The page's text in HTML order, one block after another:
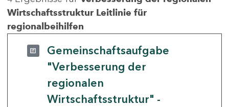
Wirtschaftsstruktur Leitlinie für
regionalbeihilfen
Gemeinschaftsaufgabe
"Verbesserung der
regionalen
Wirtschaftsstruktur" -